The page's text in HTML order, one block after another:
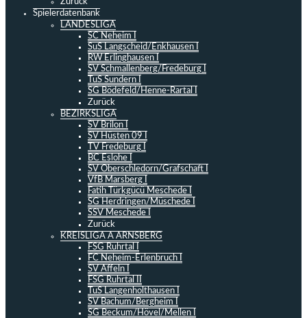
Spielerdatenbank
LANDESLIGA
SC Neheim I
SuS Langscheid/Enkhausen I
RW Erlinghausen I
SV Schmallenberg/Fredeburg I
TuS Sundern I
SG Bödefeld/Henne-Rartal I
Zurück
BEZIRKSLIGA
SV Brilon I
SV Hüsten 09 I
TV Fredeburg I
BC Eslohe I
SV Oberschledorn/Grafschaft I
VfB Marsberg I
Fatih Türkgücü Meschede I
SG Herdringen/Müschede I
SSV Meschede I
Zurück
KREISLIGA A ARNSBERG
FSG Ruhrtal I
FC Neheim-Erlenbruch I
SV Affeln I
FSG Ruhrtal II
TuS Langenholthausen I
SV Bachum/Bergheim I
SG Beckum/Hövel/Mellen I